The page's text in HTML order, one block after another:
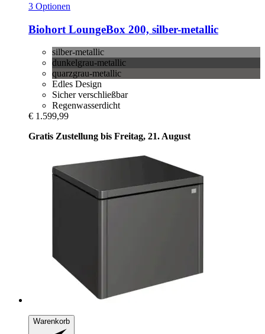
3 Optionen
Biohort LoungeBox 200, silber-​metallic
silber-metallic
dunkelgrau-metallic
quarzgrau-metallic
Edles Design
Sicher verschließbar
Regenwasserdicht
€ 1.599,99
Gratis Zustellung bis Freitag, 21. August
Warenkorb